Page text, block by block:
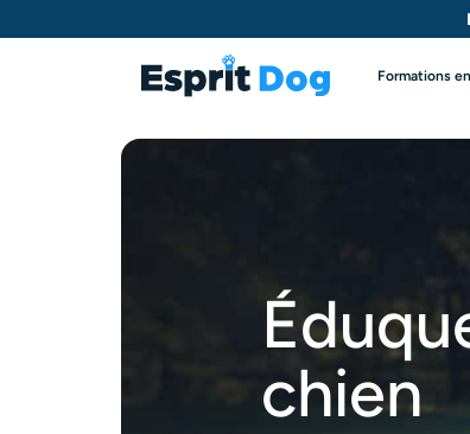
Formations
chien